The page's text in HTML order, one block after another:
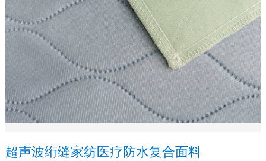
超声波绗缝家纺医疗防水复合面料